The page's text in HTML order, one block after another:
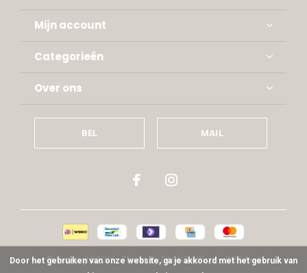
Mijn account
Categorieën
Over ons
BEL MAIL
© Copyright2026- Theme ByDMWSxPlus+ -RSS-feed
Door het gebruiken van onze website, ga je akkoord met het gebruik van